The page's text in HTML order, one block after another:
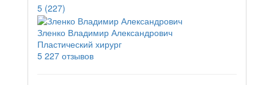
5 (227)
Зленко Владимир Александрович
Пластический хирург
5 227 отзывов